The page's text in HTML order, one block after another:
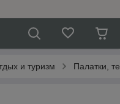
и туризм Палатки,